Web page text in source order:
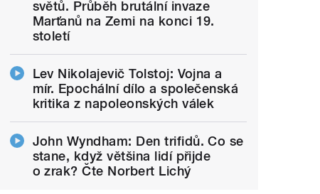
světů. Průběh brutální invaze
Marťanů na Zemi na konci 19.
století
Lev Nikolajevič Tolstoj: Vojna a
mír. Epochální dílo a společenská
kritika z napoleonských válek
John Wyndham: Den trifidů. Co se
stane, když většina lidí přijde
o zrak? Čte Norbert Lichý